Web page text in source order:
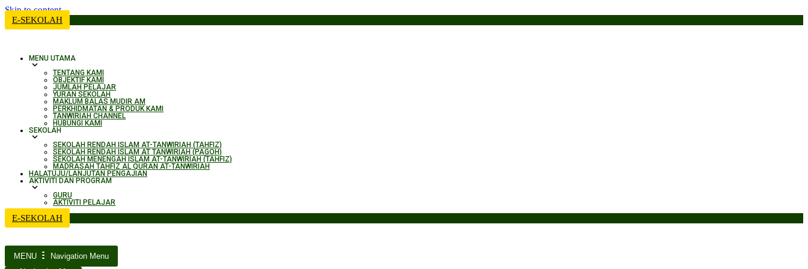
Skip to content
E-SEKOLAH
MENU UTAMA
TENTANG KAMI
OBJEKTIF KAMI
JUMLAH PELAJAR
YURAN SEKOLAH
MAKLUM BALAS MUDIR AM
PERKHIDMATAN & PRODUK KAMI​
TANWIRIAH CHANNEL
HUBUNGI KAMI
SEKOLAH
SEKOLAH RENDAH ISLAM AT-TANWIRIAH (TAHFIZ)
SEKOLAH RENDAH ISLAM AT TANWIRIAH (PAGOH)
SEKOLAH MENENGAH ISLAM AT-TANWIRIAH (TAHFIZ)
MADRASAH TAHFIZ AL QURAN AT-TANWIRIAH
HALATUJU/LANJUTAN PENGAJIAN
AKTIVITI DAN PROGRAM
GURU
AKTIVITI PELAJAR
E-SEKOLAH
MENU
Navigation Menu